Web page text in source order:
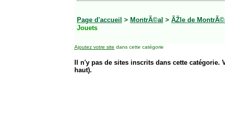
Page d'accueil > MontrÃ©al > ÃŽle de
Jouets
Ajoutez votre site dans cette catégorie
Il n'y pas de sites inscrits dans cette
haut).